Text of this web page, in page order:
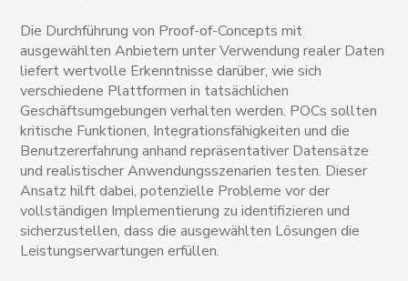
Die Durchführung von Proof-of-Concepts mit
ausgewählten Anbietern unter Verwendung realer Daten
liefert wertvolle Erkenntnisse darüber, wie sich
verschiedene Plattformen in tatsächlichen
Geschäftsumgebungen verhalten werden. POCs sollten
kritische Funktionen, Integrationsfähigkeiten und die
Benutzererfahrung anhand repräsentativer Datensätze
und realistischer Anwendungsszenarien testen. Dieser
Ansatz hilft dabei, potenzielle Probleme vor der
vollständigen Implementierung zu identifizieren und
sicherzustellen, dass die ausgewählten Lösungen die
Leistungserwartungen erfüllen.